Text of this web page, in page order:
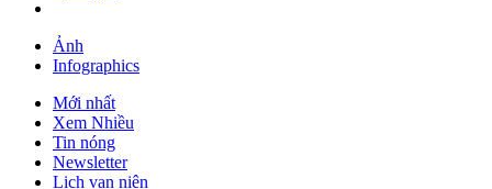
Ảnh
Infographics
Mới nhất
Xem Nhiều
Tin nóng
Newsletter
Lịch vạn niên